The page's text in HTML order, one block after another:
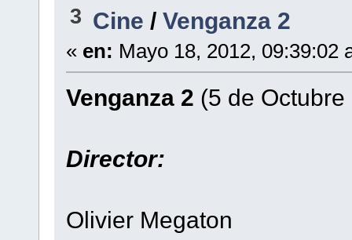
3 Cine/Venganza 2
« en: Mayo 18, 2012, 09:39:02
Venganza 2 (5 de
Director:
Olivier Megaton